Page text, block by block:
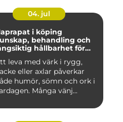
04. jul
i köping
behandling och
hållbarhet för
leva med värk i rygg,
eller axlar påverkar
humör, sömn och ork i
Många vänj...